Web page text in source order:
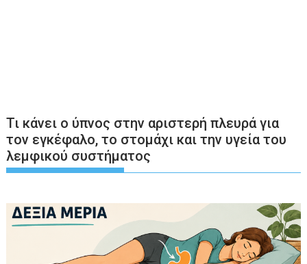
Τι κάνει ο ύπνος στην αριστερή πλευρά για
τον εγκέφαλο, το στομάχι και την υγεία του
λεμφικού συστήματος